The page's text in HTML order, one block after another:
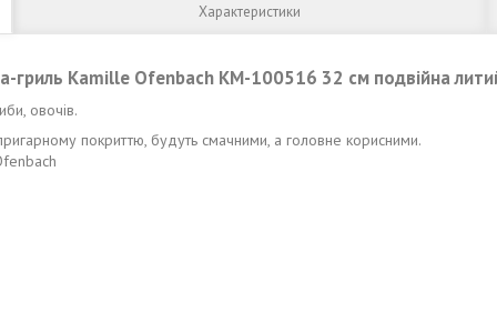
Характеристики
гриль Kamille Ofenbach KM-100516 32 см подвійна
овочів.
покриттю, будуть смачними, а головне корисними.